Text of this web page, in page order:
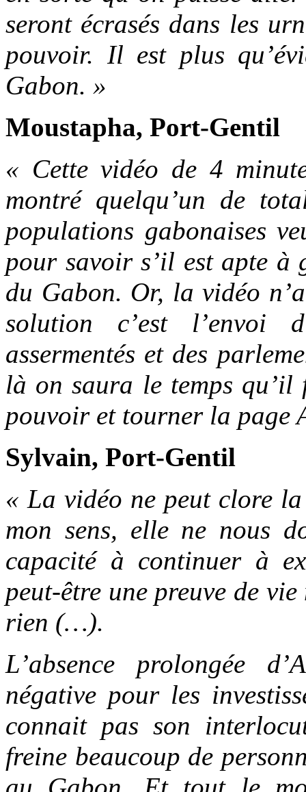
seront écrasés dans les
pouvoir. Il est plus
Gabon. »
Moustapha, Port-Gentil
« Cette vidéo de 4
montré quelqu’un de
populations gabonaises
pour savoir s’il est apte à
du Gabon. Or, la vidéo
solution c’est l’envoi
assermentés et des
là on saura le temps
pouvoir et tourner la page
Sylvain, Port-Gentil
« La vidéo ne peut clore
mon sens, elle ne nous
capacité à continuer à
peut-être une preuve de
rien (…).
L’absence prolongée
négative pour les
connait pas son
freine beaucoup de